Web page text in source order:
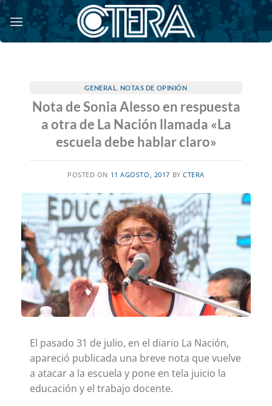
Saltar
al
contenido
GENERAL NOTAS DE OPINIÓN
Nota de Sonia Alesso en respuesta
a otra de La Nación llamada «La
escuela debe hablar claro»
POSTED ON 11 AGOSTO, 2017 BYCTERA
El pasado 31 de julio, en el diario La Nación,
apareció publicada una breve nota que vuelve
a atacar a la escuela y pone en tela juicio la
educación y el trabajo docente.